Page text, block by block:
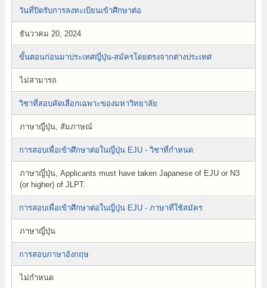
วันที่ปิดรับการลงทะเบียนเข้าศึกษาต่อ
ธันวาคม 20, 2024
ขั้นตอนก่อนมาประเทศญี่ปุ่น-สมัครโดยตรงจากต่างประเทศ
ไม่สามารถ
วิชาที่สอบคัดเลือกเฉพาะของมหาวิทยาลัย
ภาษาญี่ปุ่น, สัมภาษณ์
การสอบเพื่อเข้าศึกษาต่อในญี่ปุ่น EJU - วิชาที่กำหนด
ภาษาญี่ปุ่น, Applicants must have taken Japanese of EJU or N3
(or higher) of JLPT.
การสอบเพื่อเข้าศึกษาต่อในญี่ปุ่น EJU - ภาษาที่ใช้สมัคร
ภาษาญี่ปุ่น
การสอบภาษาอังกฤษ
ไม่กำหนด